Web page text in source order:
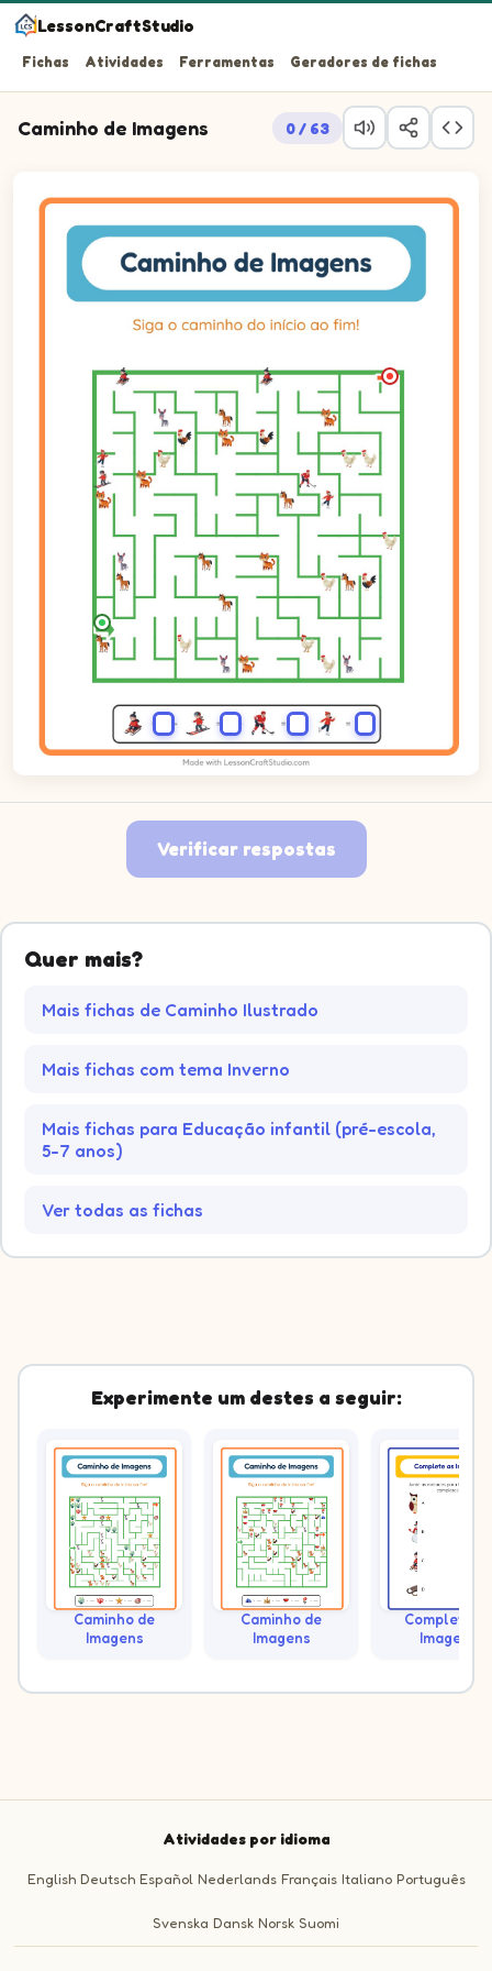
LessonCraftStudio
Fichas Atividades Ferramentas Geradores de fichas
Caminho de Imagens 0 / 63
Verificar respostas
Quer mais?
Mais fichas de Caminho Ilustrado
Mais fichas com tema Inverno
Mais fichas para Educação infantil (pré-escola,
5-7 anos)
Ver todas as fichas
Experimente um destes a seguir:
Caminho de
Imagens
Caminho de
Imagens
Complete as
Imagens
Atividades por idioma
English Deutsch Español Nederlands Français Italiano Português
Svenska Dansk Norsk Suomi